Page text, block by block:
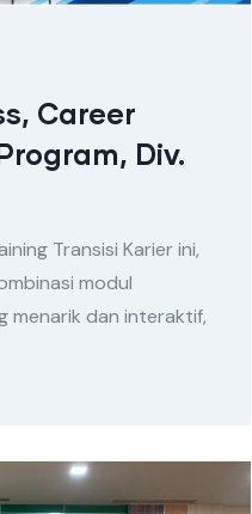
Career
Div.
Transisi Karier ini,
modul
menarik dan interaktif,